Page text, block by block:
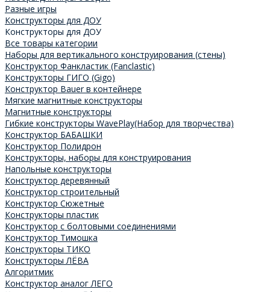
Разные игры
Конструкторы для ДОУ
Конструкторы для ДОУ
Все товары категории
Наборы для вертикального конструирования (стены)
Конструктор Фанкластик (Fanclastic)
Конструкторы ГИГО (Gigo)
Конструктор Bauer в контейнере
Мягкие магнитные конструкторы
Магнитные конструкторы
Гибкие конструкторы WavePlay(Набор для творчества)
Конструктор БАБАШКИ
Конструктор Полидрон
Конструкторы, наборы для конструирования
Напольные конструкторы
Конструктор деревянный
Конструктор строительный
Конструктор Сюжетные
Конструкторы пластик
Конструктор с болтовыми соединениями
Конструктор Тимошка
Конструкторы ТИКО
Конструкторы ЛЁВА
Алгоритмик
Конструктор аналог ЛЕГО